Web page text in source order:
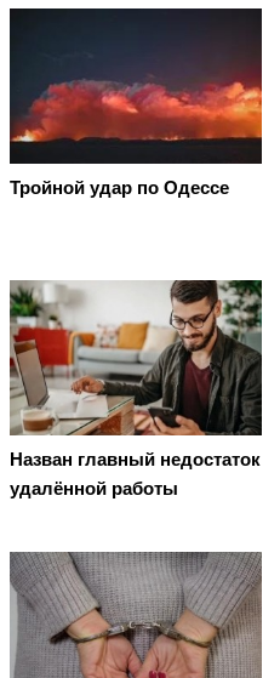
Тройной удар по Одессe
Назван главный недостаток
удалённой работы